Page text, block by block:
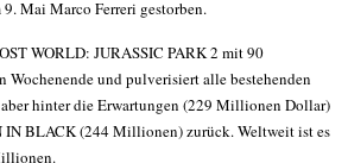
Mai Marco Ferreri gestorben.
WORLD: JURASSIC PARK 2 mit 90
und pulverisiert alle bestehenden
hinter die Erwartungen (229 Millionen Dollar)
BLACK (244 Millionen) zurück. Weltweit ist es